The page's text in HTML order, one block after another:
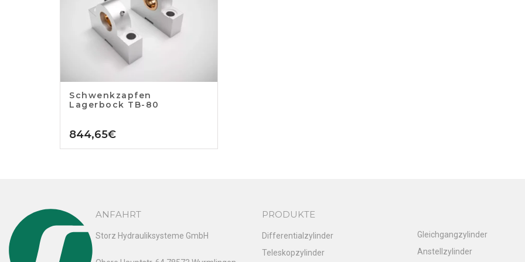
Schwenkzapfen
Lagerbock TB-80
844,65€
ANFAHRT
Storz Hydrauliksysteme GmbH
PRODUKTE
Differentialzylinder
Teleskopzylinder
Gleichgangzylinder
Anstellzylinder